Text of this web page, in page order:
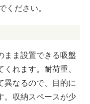
ださい。
まま設置できる吸盤
れます。耐荷重、
異なるので、目的に
。収納スペースが少